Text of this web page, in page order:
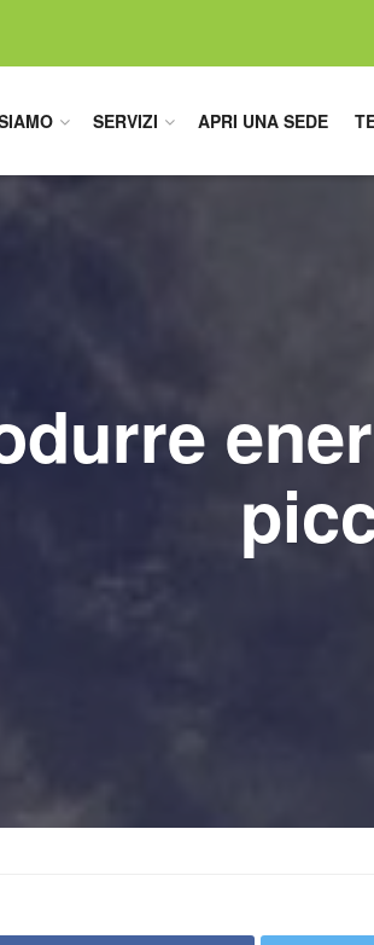
SERVIZI APRI UNA SEDE